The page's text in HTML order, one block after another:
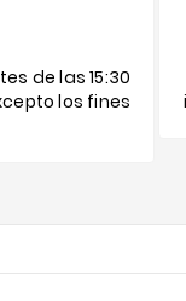
de las 15:30
los fines